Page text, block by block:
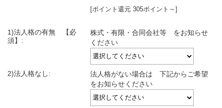
[ポイント還元 305ポイント～]
1)法人格の有無 【必
須】:
株式・有限・合同会社等 をお知らせ
ください
2)法人格なし:
法人格がない場合は 下記からご希望
をお知らせください